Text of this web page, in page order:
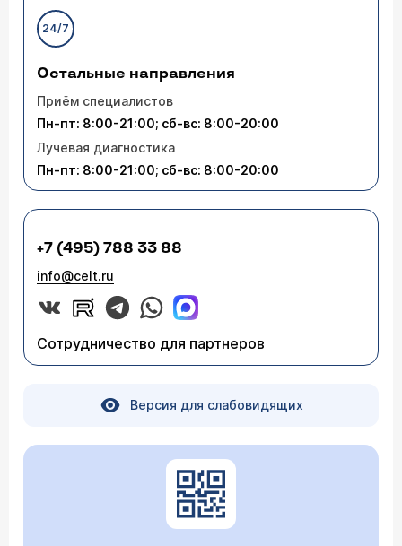
24/7
Остальные направления
Приём специалистов
Пн-пт: 8:00-21:00; сб-вс: 8:00-20:00
Лучевая диагностика
Пн-пт: 8:00-21:00; сб-вс: 8:00-20:00
+7 (495) 788 33 88
info@celt.ru
Сотрудничество для партнеров
Версия для слабовидящих